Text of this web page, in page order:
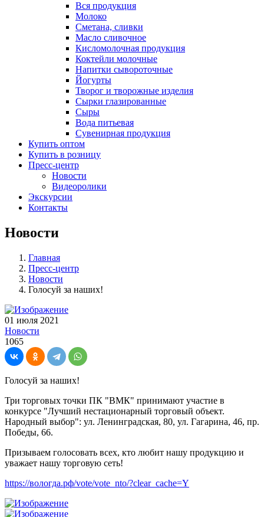
Вся продукция
Молоко
Сметана, сливки
Масло сливочное
Кисломолочная продукция
Коктейли молочные
Напитки сывороточные
Йогурты
Творог и творожные изделия
Сырки глазированные
Сыры
Вода питьевая
Сувенирная продукция
Купить оптом
Купить в розницу
Пресс-центр
Новости
Видеоролики
Экскурсии
Контакты
Новости
Главная
Пресс-центр
Новости
Голосуй за наших!
01 июля 2021
Новости
1065
Голосуй за наших!
Три торговых точки ПК "ВМК" принимают участие в
конкурсе "Лучший нестационарный торговый объект.
Народный выбор": ул. Ленинградская, 80, ул. Гагарина, 46, пр.
Победы, 66.
Призываем голосовать всех, кто любит нашу продукцию и
уважает нашу торговую сеть!
https://вологда.рф/vote/vote_nto/?clear_cache=Y